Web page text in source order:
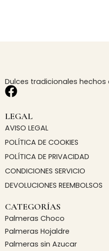
Dulces tradicionales
F
c
e
b
o
o
k
LEGAL
AVISO LEGAL
POLÍTICA DE COOKIES
POLÍTICA DE PRIVACIDAD
CONDICIONES SERVICIO
DEVOLUCIONES REEMBOLSOS
CATEGORÍAS
Palmeras Choco
Palmeras Hojaldre
Palmeras sin Azucar